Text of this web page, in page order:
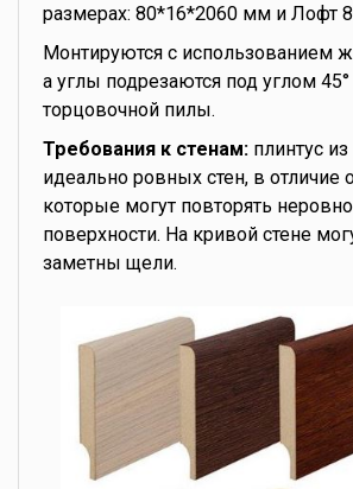
размерах: 80*16*2060 мм и Лофт
Монтируются с использованием
а углы подрезаются под углом
торцовочной пилы.
Требования к стенам: плинтус
идеально ровных стен, в отличие
которые могут повторять
поверхности. На кривой стене
заметны щели.